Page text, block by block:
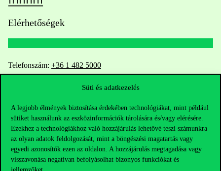
Süti és adatkezelés
A legjobb élmények biztosítása érdekében technológiákat, mint például
sütiket használunk az eszközinformációk tárolására és/vagy elérésére.
Ezekhez a technológiákhoz való hozzájárulás lehetővé teszi számunkra
az olyan adatok feldolgozását, mint a böngészési magatartás vagy
egyedi azonosítók ezen az oldalon. A hozzájárulás megtagadása vagy
visszavonása negatívan befolyásolhat bizonyos funkciókat és
jellemzőket.
Elérhetőségek
Telefonszám: +36 1 482 5000
Kérdésed van a felvételivel kapcsolatban?
Oktatói elérhetőségek
HUB jelenlegi hallgatóinknak
Sajtó:press@uni-corvinus.hu